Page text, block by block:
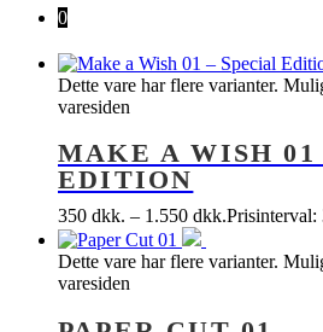
0
Dette vare har flere varianter.
varesiden
MAKE A WISH 01
EDITION
350 dkk. – 1.550 dkk.
Dette vare har flere varianter.
varesiden